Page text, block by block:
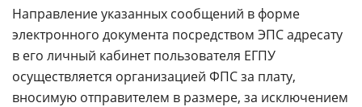
Направление указанных сообщений в форме
электронного документа посредством ЭПС адресату
в его личный кабинет пользователя ЕГПУ
осуществляется организацией ФПС за плату,
вносимую отправителем в размере, за исключением